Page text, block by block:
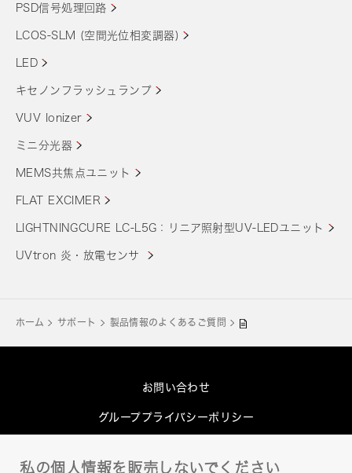
PSD信号処理回路
LCOS-SLM (空間光位相変調器)
LED
キセノンフラッシュランプ
VUV Ionizer
ミニ分光器
MEMS共焦点ユニット
FLAT EXCIMER
LIGHTNINGCURE LC-L5G：リニア照射型UV-LEDユニット
UVtron 炎・放電センサ
ホーム サポート 製品情報のよくあるご質問
お問い合わせ
グループプライバシーポリシー
私の個人情報を販売しないでください